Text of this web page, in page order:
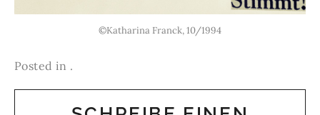
©Katharina Franck, 10/1994
Posted in .